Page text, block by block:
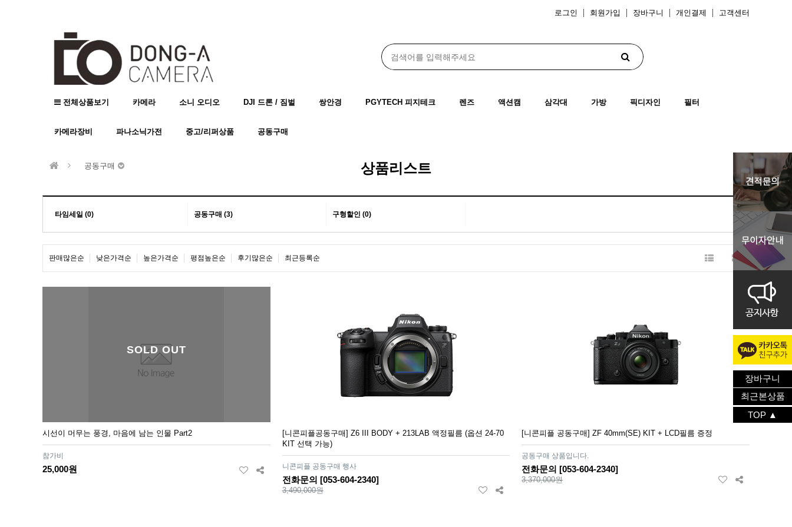
로그인 회원가입 장바구니 개인결제 고객센터
전체상품보기 카메라 소니 오디오 DJI 드론 / 짐벌 쌍안경 PGYTECH 피지테크 렌즈 액션캠 삼각대 가방 픽디자인 필터
카메라장비 파나소닉가전 중고/리퍼상품 공동구매
장바구니
최근본상품
TOP ▲
상품리스트
공동구매
타임세일 (0) 공동구매 (3) 구형할인 (0)
판매많은순 낮은가격순 높은가격순 평점높은순 후기많은순 최근등록순
SOLD OUT
시선이 머무는 풍경, 마음에 남는 인물 Part2
참가비
25,000원
[니콘피플공동구매] Z6 III BODY + 213LAB 액정필름 (옵션 24-70
KIT 선택 가능)
니콘피플 공동구매 행사
전화문의 [053-604-2340]
3,490,000원
[니콘피플 공동구매] ZF 40mm(SE) KIT + LCD필름 증정
공동구매 상품입니다.
전화문의 [053-604-2340]
3,370,000원